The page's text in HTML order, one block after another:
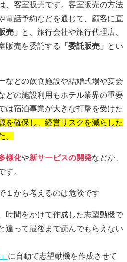
、客室販売です。客室販売の方法
電話予約などを通じて、顧客に直
売」
と、旅行会社や旅行代理店、
販売を委託する
「委託販売」
とい
などの飲食施設や結婚式場や宴会
どの施設利用もホテル業界の重要
は宿泊事業が大きな打撃を受けた
を確保し、経営リスクを減らした
。
様化や新サービスの開発などが、
す。
１から考えるのは危険です
時間をかけて作成した志望動機で
違って最後まで読んでもらえない
に自動で志望動機を作成させて